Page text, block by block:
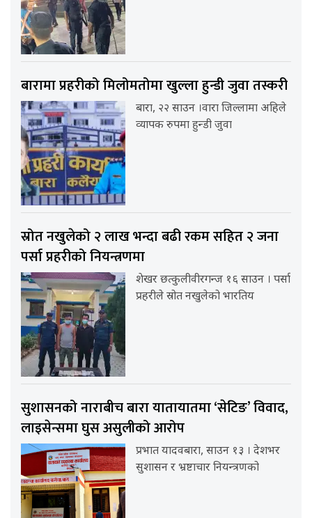
बारामा प्रहरीको मिलोमतोमा खुल्ला हुन्डी जुवा तस्करी
बारा, २२ साउन ।वारा जिल्लामा अहिले
व्यापक रुपमा हुन्डी जुवा
स्रोत नखुलेको २ लाख भन्दा बढी रकम सहित २ जना
पर्सा प्रहरीको नियन्त्रणमा
शेखर छत्कुलीवीरगन्ज १६ साउन । पर्सा
प्रहरीले स्रोत नखुलेको भारतिय
सुशासनको नाराबीच बारा यातायातमा ‘सेटिङ’ विवाद,
लाइसेन्समा घुस असुलीको आरोप
प्रभात यादवबारा, साउन १३ । देशभर
सुशासन र भ्रष्टाचार नियन्त्रणको